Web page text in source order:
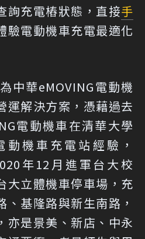
詢充電樁狀態，直接手
驗電動機車充電最適化
中華eMOVING電動機
運解決方案，憑藉過去
電動機車在清華大學
機車充電站經驗，
年12月進軍台大校
大立體機車停車場，充
、基隆路與新生南路，
亦是景美、新店、中永